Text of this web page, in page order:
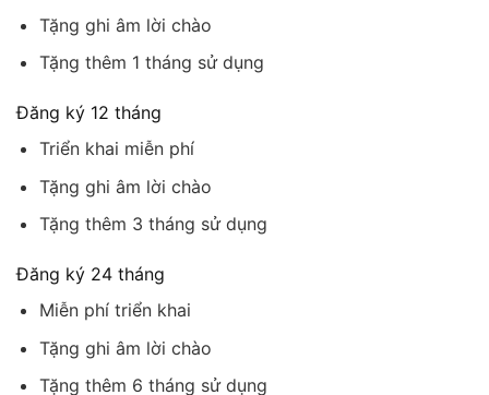
Tặng ghi âm lời chào
Tặng thêm 1 tháng sử dụng
Đăng ký 12 tháng
Triển khai miễn phí
Tặng ghi âm lời chào
Tặng thêm 3 tháng sử dụng
Đăng ký 24 tháng
Miễn phí triển khai
Tặng ghi âm lời chào
Tặng thêm 6 tháng sử dụng